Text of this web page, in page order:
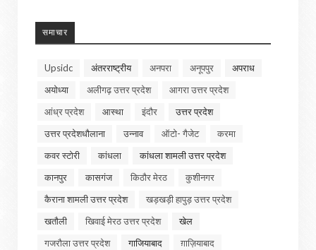
समाचार
Upsidc अंतरराष्ट्रीय अनपरा अनूपपुर
अपराध
अयोध्या
अलीगढ़ उत्तर प्रदेश
आगरा उत्तर प्रदेश
आंध्र प्रदेश
आस्था इंदौर
उत्तर प्रदेश
उत्तर प्रदेशधौलाना
उन्नाव ऑटो- गैजेट
करमा
कवर स्टोरी
कांधला
कांधला शामली उत्तर प्रदेश
कानपुर
कासगंज किठौर मेरठ
कुशीनगर
कैराना शामली उत्तर प्रदेश
खड़खड़ी हापुड़ उत्तर प्रदेश
खतौली
खिवाई मेरठ उत्तर प्रदेश
खेल
गजरौला उत्तर प्रदेश
गाजियाबाद ग़ाज़ियाबाद